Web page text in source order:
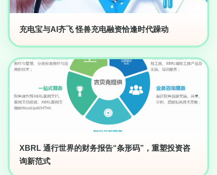
充电宝与AI齐飞 怪兽充电融资恰逢时代躁动
XBRL 通行世界的财务报告“条形码”，重塑投资咨
询新范式